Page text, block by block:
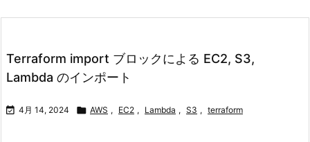
Terraform import ブロックによる EC2, S3,
Lambda のインポート
 4月 14, 2024  AWS , EC2 , Lambda , S3 , terraform